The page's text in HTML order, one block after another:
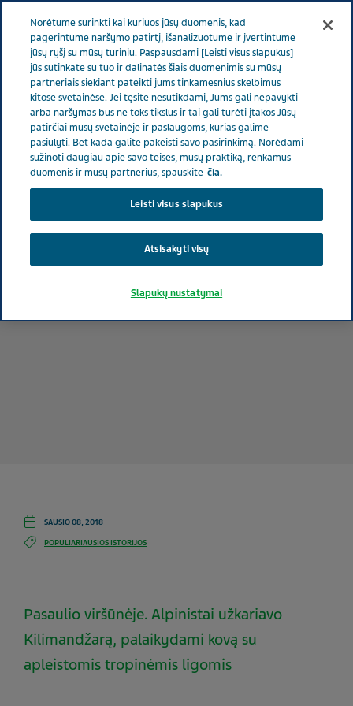
Lithuania Naujienos ir žiniasklaida Straipsniai
į aukštumas siekiant padėti tiems, kuriems reikia pagalbos
Kopimas į aukštumas
siekiant padėti tiems,
kuriems reikia pagalbos
SAUSIO 08, 2018
POPULIARIAUSIOS ISTORIJOS
Pasaulio viršūnėje. Alpinistai užkariavo
Kilimandžarą, palaikydami kovą su
apleistomis tropinėmis ligomis
Norėtume surinkti kai kuriuos jūsų duomenis, kad
pagerintume naršymo patirtį, išanalizuotume ir įvertintume
jūsų ryšį su mūsų turiniu. Paspausdami [Leisti visus slapukus]
jūs sutinkate su tuo ir dalinatės šiais duomenimis su mūsų
partneriais siekiant pateikti jums tinkamesnius skelbimus
kitose svetainėse. Jei tęsite nesutikdami, Jums gali nepavykti
arba naršymas bus ne toks tikslus ir tai gali turėti įtakos Jūsų
patirčiai mūsų svetainėje ir paslaugoms, kurias galime
pasiūlyti. Bet kada galite pakeisti savo pasirinkimą. Norėdami
sužinoti daugiau apie savo teises, mūsų praktiką, renkamus
duomenis ir mūsų partnerius, spauskite čia.
Leisti visus slapukus
Atsisakyti visų
Slapukų nustatymai